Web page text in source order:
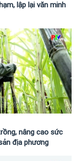
lập lại văn minh
nâng cao sức
địa phương